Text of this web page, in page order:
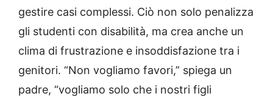
gestire casi complessi. Ciò non solo penalizza
gli studenti con disabilità, ma crea anche un
clima di frustrazione e insoddisfazione tra i
genitori. “Non vogliamo favori,” spiega un
padre, “vogliamo solo che i nostri figli